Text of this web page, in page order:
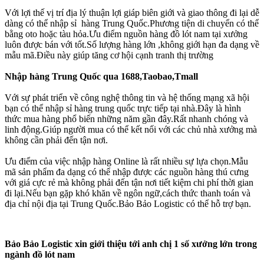
Với lợi thế vị trí địa lý thuận lợi giáp biên giới và giao thông đi lại dễ
dàng có thể nhập sỉ hàng Trung Quốc.Phương tiện di chuyển có thể
bằng oto hoặc tàu hỏa.Ưu điểm nguồn hàng đồ lót nam tại xưởng
luôn được bán với tốt.Số lượng hàng lớn ,không giới hạn đa dạng về
mẫu mã.Điều này giúp tăng cơ hội cạnh tranh thị trường
Nhập hàng Trung Quốc qua 1688,Taobao,Tmall
Với sự phát triển về công nghệ thông tin và hệ thống mạng xã hội
bạn có thể nhập sỉ hàng trung quốc trực tiếp tại nhà.Đây là hình
thức mua hàng phổ biến những năm gần đây.Rất nhanh chóng và
linh động.Giúp người mua có thể kết nối với các chủ nhà xưởng mà
không cần phải đến tận nơi.
Ưu điểm của việc nhập hàng Online là rất nhiều sự lựa chọn.Mẫu
mã sản phẩm đa dạng có thể nhập được các nguồn hàng thú cưng
với giá cực rẻ mà không phải đến tận nơi tiết kiệm chi phí thời gian
đi lại.Nếu bạn gặp khó khăn về ngôn ngữ,cách thức thanh toán và
địa chỉ nội địa tại Trung Quốc.Bảo Bảo Logistic có thể hỗ trợ bạn.
Bảo Bảo Logistic xin giới thiệu tới anh chị 1 số xưởng lớn trong
ngành đồ lót nam